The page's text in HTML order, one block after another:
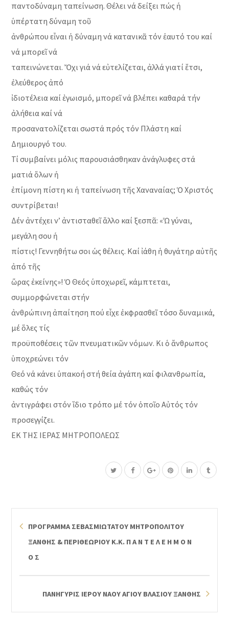
παντοδύναμη ταπείνωση. Θέλει νά δείξει πώς ἡ
ὑπέρτατη δύναμη τοῦ
ἀνθρώπου εἶναι ἡ δύναμη νά κατανικᾶ τόν ἑαυτό του καί
νά μπορεῖ νά
ταπεινώνεται. Ὄχι γιά νά εὐτελίζεται, ἀλλά γιατί ἔτσι,
ἐλεύθερος ἀπό
ἰδιοτέλεια καί ἐγωισμό, μπορεῖ νά βλέπει καθαρά τήν
ἀλήθεια καί νά
προσανατολίζεται σωστά πρός τόν Πλάστη καί
Δημιουργό του.
Τί συμβαίνει μόλις παρουσιάσθηκαν ἀνάγλυφες στά
ματιά ὅλων ἡ
ἐπίμονη πίστη κι ἡ ταπείνωση τῆς Χαναναίας; Ὁ Χριστός
συντρίβεται!
Δέν ἀντέχει ν’ ἀντισταθεῖ ἄλλο καί ξεσπᾶ: «Ὧ γύναι,
μεγάλη σου ἡ
πίστις! Γεννηθήτω σοι ὡς θέλεις. Καί ἰάθη ἡ θυγάτηρ αὐτῆς
ἀπό τῆς
ὥρας ἐκείνης»! Ὁ Θεός ὑποχωρεῖ, κάμπτεται,
συμμορφώνεται στήν
ἀνθρώπινη ἀπαίτηση πού εἶχε ἐκφρασθεῖ τόσο δυναμικά,
μέ ὅλες τίς
προϋποθέσεις τῶν πνευματικῶν νόμων. Κι ὁ ἄνθρωπος
ὑποχρεώνει τόν
Θεό νά κάνει ὑπακοή στή θεία ἀγάπη καί φιλανθρωπία,
καθώς τόν
ἀντιγράφει στόν ἴδιο τρόπο μέ τόν ὁποῖο Αὐτός τόν
προσεγγίζει.
ΕΚ ΤΗΣ ΙΕΡΑΣ ΜΗΤΡΟΠΟΛΕΩΣ
ΠΡΟΓΡΑΜΜΑ ΣΕΒΑΣΜΙΩΤΑΤΟΥ ΜΗΤΡΟΠΟΛΙΤΟΥ
ΞΑΝΘΗΣ & ΠΕΡΙΘΕΩΡΙΟΥ Κ.Κ. Π Α Ν Τ Ε Λ Ε Η Μ Ο Ν
Ο Σ
ΠΑΝΗΓΥΡΙΣ ΙΕΡΟΥ ΝΑΟΥ ΑΓΙΟΥ ΒΛΑΣΙΟΥ ΞΑΝΘΗΣ